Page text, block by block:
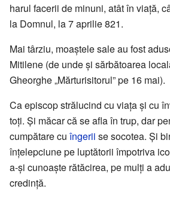
harul facerii de minuni, atât în viață,
la Domnul, la 7 aprilie 821.
Mai târziu, moaștele sale au fost
Mitilene (de unde și sărbătoarea
Gheorghe „Mărturisitorul” pe 16 mai).
Ca episcop strălucind cu viața și cu
toți. Și măcar că se afla în trup, dar
cumpătare cu îngerii se socotea. Și
înțelepciune pe luptătorii împotriva
a-și cunoaște rătăcirea, pe mulți a
credință.